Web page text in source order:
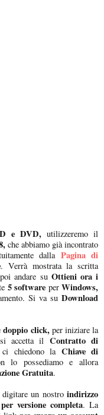
e DVD, utilizzeremo il
che abbiamo già incontrato
dalla Pagina di
. Verrà mostrata la scritta
andare su Ottieni ora i
5 software per Windows,
Si va su Download
doppio click,per iniziare la
accetta il Contratto di
ci chiedono la Chiave di
lo possediamo e allora
Gratuita.
un nostro indirizzo
versione completa. La